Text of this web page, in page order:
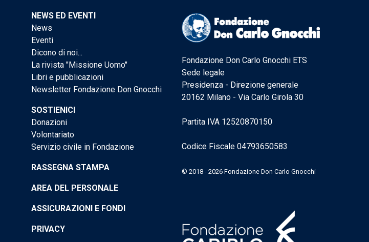
NEWS ED EVENTI
News
Eventi
Dicono di noi...
La rivista "Missione Uomo"
Libri e pubblicazioni
Newsletter Fondazione Don Gnocchi
SOSTIENICI
Donazioni
Volontariato
Servizio civile in Fondazione
RASSEGNA STAMPA
AREA DEL PERSONALE
ASSICURAZIONI E FONDI
PRIVACY
Fondazione Don Carlo Gnocchi ETS
Sede legale
Presidenza - Direzione generale
20162 Milano - Via Carlo Girola 30
Partita IVA 12520870150
Codice Fiscale 04793650583
© 2018 - 2026 Fondazione Don Carlo Gnocchi